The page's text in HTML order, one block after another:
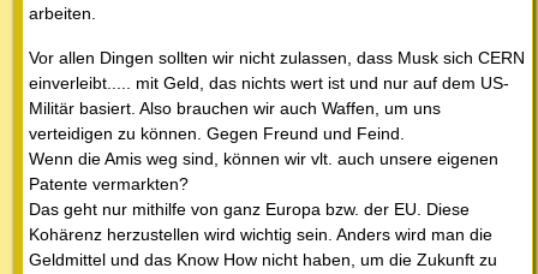
arbeiten.
Vor allen Dingen sollten wir nicht zulassen, dass Musk sich CERN
einverleibt..... mit Geld, das nichts wert ist und nur auf dem US-
Militär basiert. Also brauchen wir auch Waffen, um uns
verteidigen zu können. Gegen Freund und Feind.
Wenn die Amis weg sind, können wir vlt. auch unsere eigenen
Patente vermarkten?
Das geht nur mithilfe von ganz Europa bzw. der EU. Diese
Kohärenz herzustellen wird wichtig sein. Anders wird man die
Geldmittel und das Know How nicht haben, um die Zukunft zu